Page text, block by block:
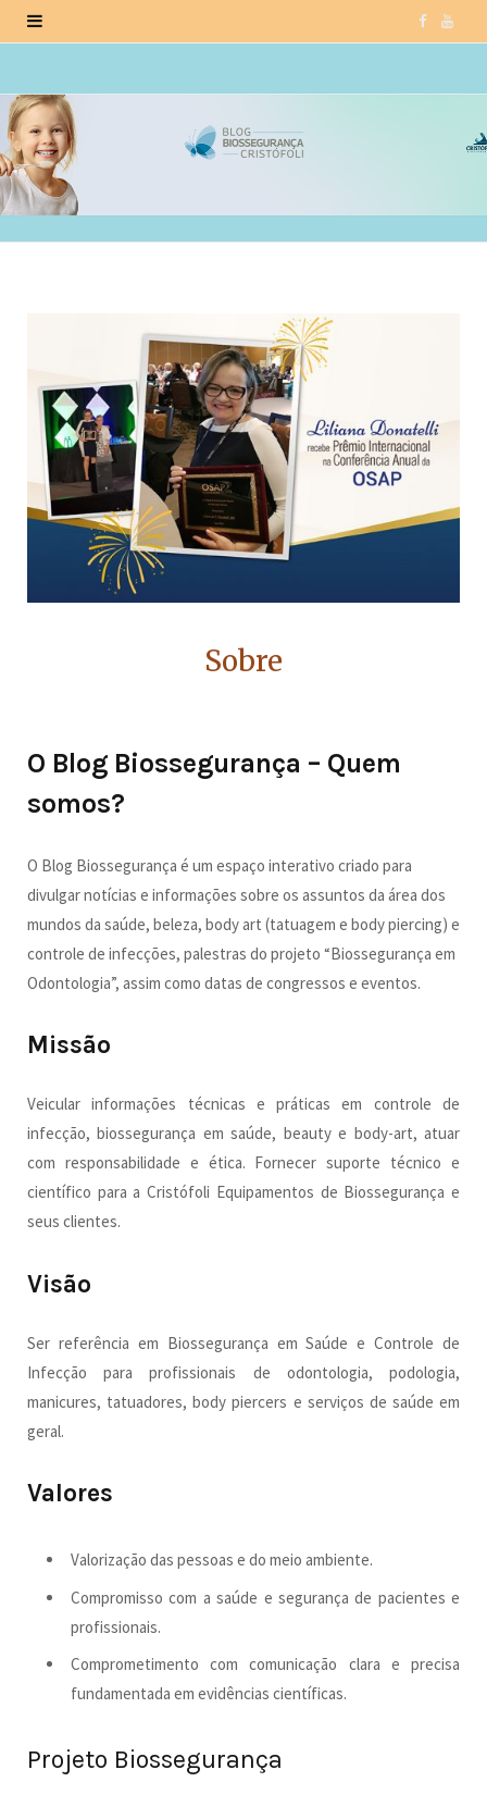
F Y
Sobre
O Blog Biossegurança – Quem
somos?
O Blog Biossegurança é um espaço interativo criado para
divulgar notícias e informações sobre os assuntos da área dos
mundos da saúde, beleza, body art (tatuagem e body piercing) e
controle de infecções, palestras do projeto “Biossegurança em
Odontologia”, assim como datas de congressos e eventos.
Missão
Veicular informações técnicas e práticas em controle de
infecção, biossegurança em saúde, beauty e body-art, atuar
com responsabilidade e ética. Fornecer suporte técnico e
científico para a Cristófoli Equipamentos de Biossegurança e
seus clientes.
Visão
Ser referência em Biossegurança em Saúde e Controle de
Infecção para profissionais de odontologia, podologia,
manicures, tatuadores, body piercers e serviços de saúde em
geral.
Valores
Valorização das pessoas e do meio ambiente.
Compromisso com a saúde e segurança de pacientes e
profissionais.
Comprometimento com comunicação clara e precisa
fundamentada em evidências científicas.
Projeto Biossegurança